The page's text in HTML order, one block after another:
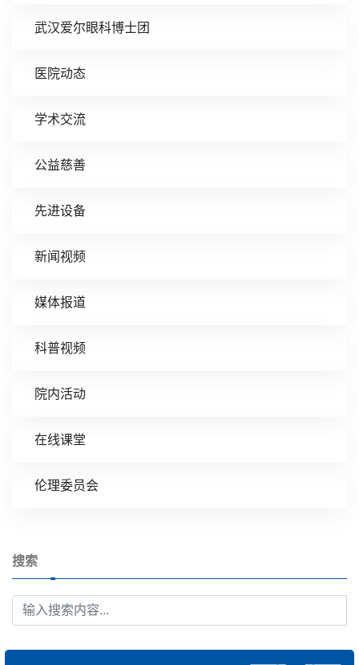
武汉爱尔眼科博士团
医院动态
学术交流
公益慈善
先进设备
新闻视频
媒体报道
科普视频
院内活动
在线课堂
伦理委员会
搜索